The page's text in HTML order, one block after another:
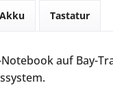
Akku Tastatur
auf Bay-